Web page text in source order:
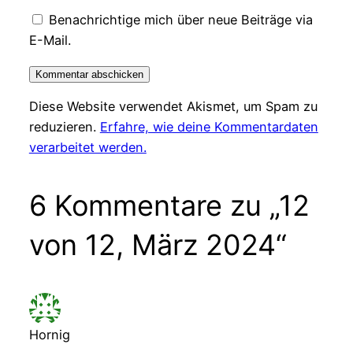
Benachrichtige mich über neue Beiträge via
E-Mail.
Diese Website verwendet Akismet, um Spam zu
reduzieren. Erfahre, wie deine Kommentardaten
verarbeitet werden.
6 Kommentare zu „12
von 12, März 2024“
Hornig